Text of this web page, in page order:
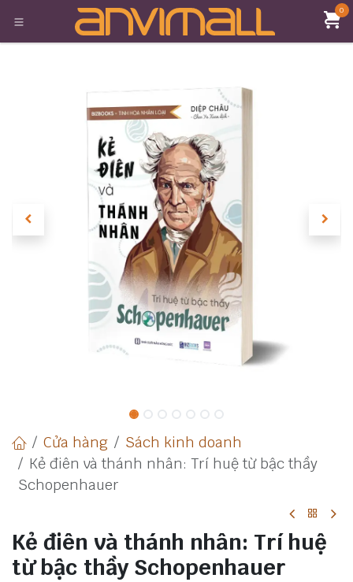
Bỏ qua để đến Nội dung 0
Cửa hàng
Sách kinh doanh
Kẻ điên và thánh nhân: Trí huệ từ bậc thầy
Schopenhauer
Kẻ điên và thánh nhân: Trí huệ
từ bậc thầy Schopenhauer